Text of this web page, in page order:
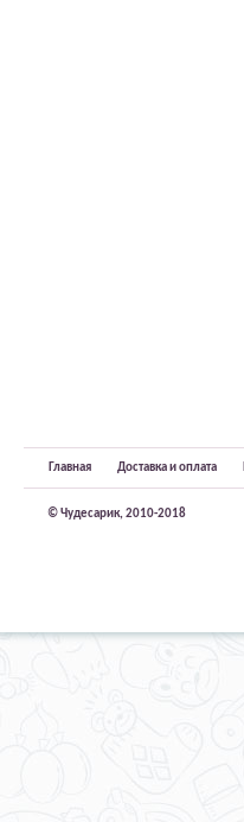
Главная Доставка и оплата
© Чудесарик, 2010-2018